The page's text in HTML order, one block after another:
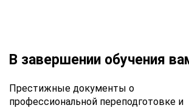
В завершении обучения
Престижные документы о
профессиональной переподготовке и